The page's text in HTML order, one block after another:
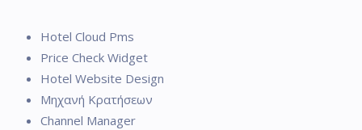
Hotel Cloud Pms
Price Check Widget
Hotel Website Design
Μηχανή Κρατήσεων
Channel Manager